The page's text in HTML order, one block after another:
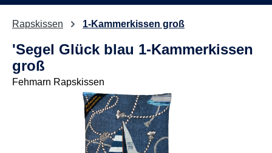
Rapskissen 1-Kammerkissen groß
'Segel Glück blau 1-Kammerkissen
groß
Fehmarn Rapskissen
Bildergalerie überspringen